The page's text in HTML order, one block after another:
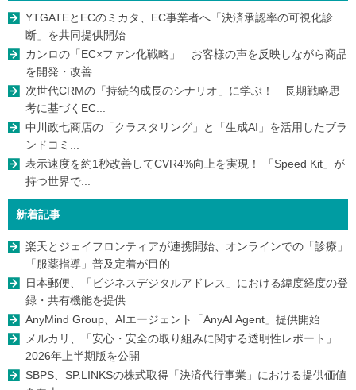
YTGATEとECのミカタ、EC事業者へ「決済承認率の可視化診
断」を共同提供開始
カンロの「EC×ファン化戦略」 お客様の声を反映しながら商品
を開発・改善
次世代CRMの「持続的成長のシナリオ」に学ぶ！ 長期戦略思
考に基づくEC...
中川政七商店の「クラスタリング」と「生成AI」を活用したブラ
ンドコミ...
表示速度を約1秒改善してCVR4%向上を実現！ 「Speed Kit」が
持つ世界で...
新着記事
楽天とジェイフロンティアが連携開始、オンラインでの「診療」
「服薬指導」普及定着が目的
日本郵便、「ビジネスデジタルアドレス」における緯度経度の登
録・共有機能を提供
AnyMind Group、AIエージェント「AnyAI Agent」提供開始
メルカリ、「安心・安全の取り組みに関する透明性レポート」
2026年上半期版を公開
SBPS、SP.LINKSの株式取得「決済代行事業」における提供価値